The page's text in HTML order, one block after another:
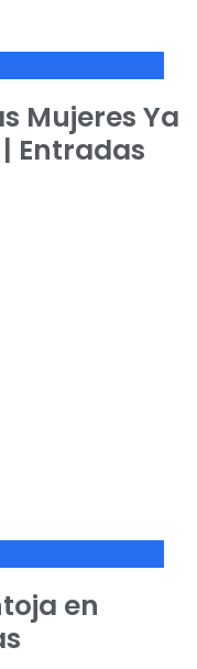
Mujeres Ya
Entradas
en